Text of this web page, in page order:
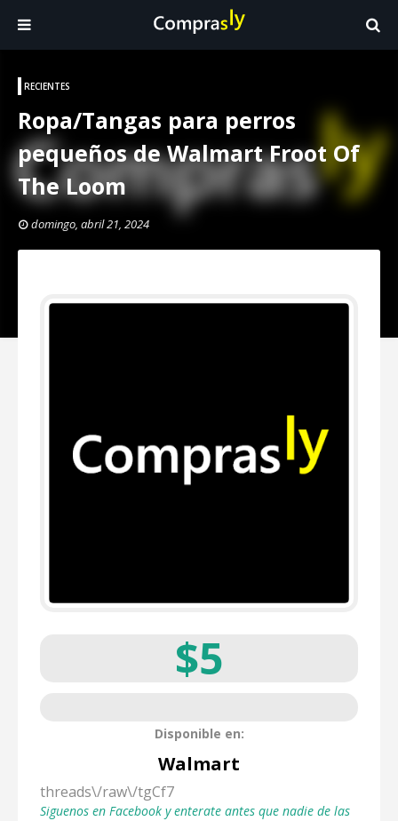
RECIENTES
Ropa/Tangas para perros
pequeños de Walmart Froot Of
The Loom
domingo, abril 21, 2024
$5
Disponible en:
Walmart
threads\/raw\/tgCf7
Siguenos en Facebook y enterate antes que nadie de las